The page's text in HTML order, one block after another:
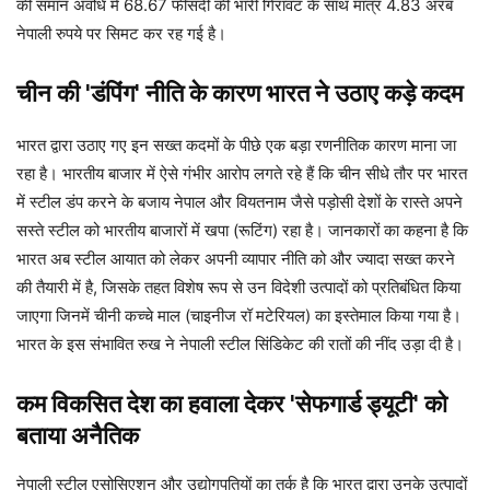
की समान अवधि में 68.67 फीसदी की भारी गिरावट के साथ मात्र 4.83 अरब
नेपाली रुपये पर सिमट कर रह गई है।
चीन की 'डंपिंग' नीति के कारण भारत ने उठाए कड़े कदम
भारत द्वारा उठाए गए इन सख्त कदमों के पीछे एक बड़ा रणनीतिक कारण माना जा
रहा है। भारतीय बाजार में ऐसे गंभीर आरोप लगते रहे हैं कि चीन सीधे तौर पर भारत
में स्टील डंप करने के बजाय नेपाल और वियतनाम जैसे पड़ोसी देशों के रास्ते अपने
सस्ते स्टील को भारतीय बाजारों में खपा (रूटिंग) रहा है। जानकारों का कहना है कि
भारत अब स्टील आयात को लेकर अपनी व्यापार नीति को और ज्यादा सख्त करने
की तैयारी में है, जिसके तहत विशेष रूप से उन विदेशी उत्पादों को प्रतिबंधित किया
जाएगा जिनमें चीनी कच्चे माल (चाइनीज रॉ मटेरियल) का इस्तेमाल किया गया है।
भारत के इस संभावित रुख ने नेपाली स्टील सिंडिकेट की रातों की नींद उड़ा दी है।
कम विकसित देश का हवाला देकर 'सेफगार्ड ड्यूटी' को
बताया अनैतिक
नेपाली स्टील एसोसिएशन और उद्योगपतियों का तर्क है कि भारत द्वारा उनके उत्पादों